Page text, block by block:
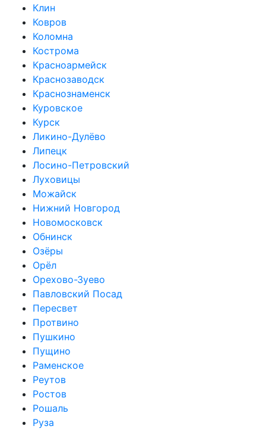
Клин
Ковров
Коломна
Кострома
Красноармейск
Краснозаводск
Краснознаменск
Куровское
Курск
Ликино-Дулёво
Липецк
Лосино-Петровский
Луховицы
Можайск
Нижний Новгород
Новомосковск
Обнинск
Озёры
Орёл
Орехово-Зуево
Павловский Посад
Пересвет
Протвино
Пушкино
Пущино
Раменское
Реутов
Ростов
Рошаль
Руза